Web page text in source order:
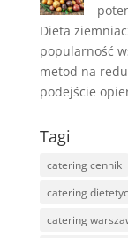
Dieta
popularność
metod na
podejście
Tagi
catering cennik
catering
catering